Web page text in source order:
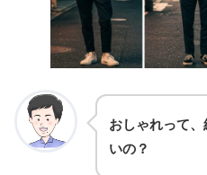
おしゃれって
いの？